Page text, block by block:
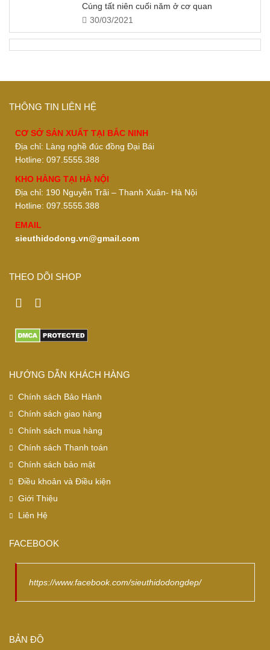
Cúng tất niên cuối năm ở cơ quan
30/03/2021
THÔNG TIN LIÊN HỆ
CƠ SỞ SẢN XUẤT TẠI BẮC NINH
Địa chỉ: Làng nghề đúc đồng Đại Bái
Hotline: 097.5555.388
KHO HÀNG TẠI HÀ NỘI
Địa chỉ: 190 Nguyễn Trãi – Thanh Xuân- Hà Nội
Hotline: 097.5555.388
EMAIL
sieuthidodong.vn@gmail.com
THEO DÕI SHOP
HƯỚNG DẪN KHÁCH HÀNG
Chính sách Bảo Hành
Chính sách giao hàng
Chính sách mua hàng
Chính sách Thanh toán
Chính sách bảo mật
Điều khoản và Điều kiện
Giới Thiệu
Liên Hệ
FACEBOOK
https://www.facebook.com/sieuthidodongdep/
BẢN ĐỒ